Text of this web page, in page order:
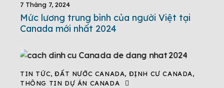
7 Tháng 7, 2024
Mức lương trung bình của người Việt tại
Canada mới nhất 2024
TIN TỨC,ĐẤT NƯỚC CANADA, ĐỊNH CƯ CANADA,
THÔNG TIN DỰ ÁN CANADA